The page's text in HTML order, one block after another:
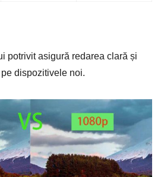
potrivit asigură redarea clară și
dispozitivele noi.